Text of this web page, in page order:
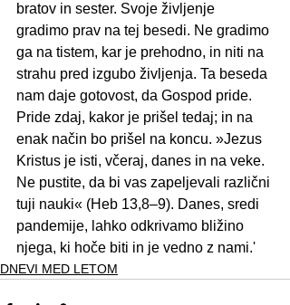
bratov in sester. Svoje življenje
gradimo prav na tej besedi. Ne gradimo
ga na tistem, kar je prehodno, in niti na
strahu pred izgubo življenja. Ta beseda
nam daje gotovost, da Gospod pride.
Pride zdaj, kakor je prišel tedaj; in na
enak način bo prišel na koncu. »Jezus
Kristus je isti, včeraj, danes in na veke.
Ne pustite, da bi vas zapeljevali različni
tuji nauki« (Heb 13,8–9). Danes, sredi
pandemije, lahko odkrivamo bližino
njega, ki hoče biti in je vedno z nami.'
DNEVI MED LETOM